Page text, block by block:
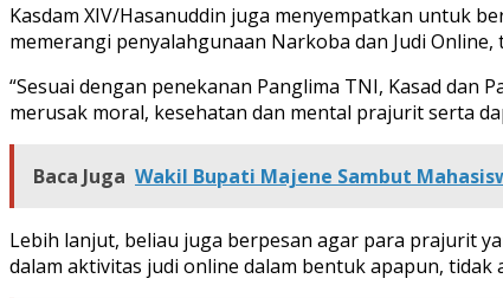
Kasdam XIV/Hasanuddin juga menyempatkan untuk
memerangi penyalahgunaan Narkoba dan Judi
“Sesuai dengan penekanan Panglima TNI, Kasad
merusak moral, kesehatan dan mental prajurit serta
Baca Juga Wakil Bupati Majene Sambut
Lebih lanjut, beliau juga berpesan agar para prajurit
dalam aktivitas judi online dalam bentuk apapun,